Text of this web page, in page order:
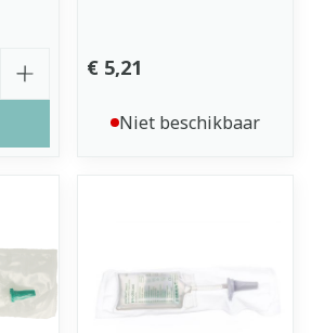
€ 5,21
Niet beschikbaar